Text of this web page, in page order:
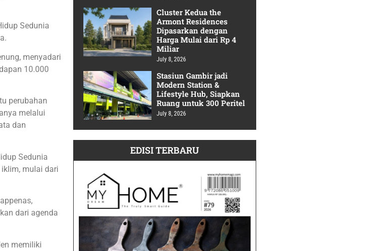
Sedunia
menyadari
10.000
perubahan
melalui
dan
Sedunia
mulai dari
dari agenda
memiliki
Cluster Kedua the
Armont Residences
Dipasarkan dengan
Harga Mulai dari Rp 4
Miliar
July 8, 2026
Stasiun Gambir jadi
Modern Station &
Lifestyle Hub, Siapkan
Ruang untuk 300 Peritel
July 8, 2026
EDISI TERBARU